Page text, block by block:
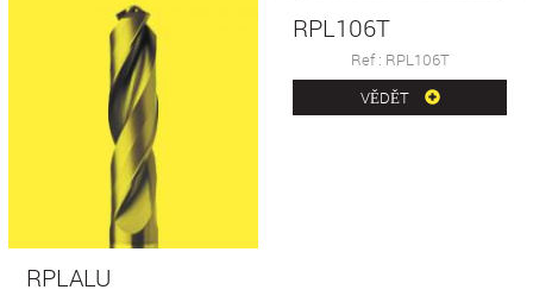
RPLALU
RPL106T
Ref : RPL106T
VĚDĚT